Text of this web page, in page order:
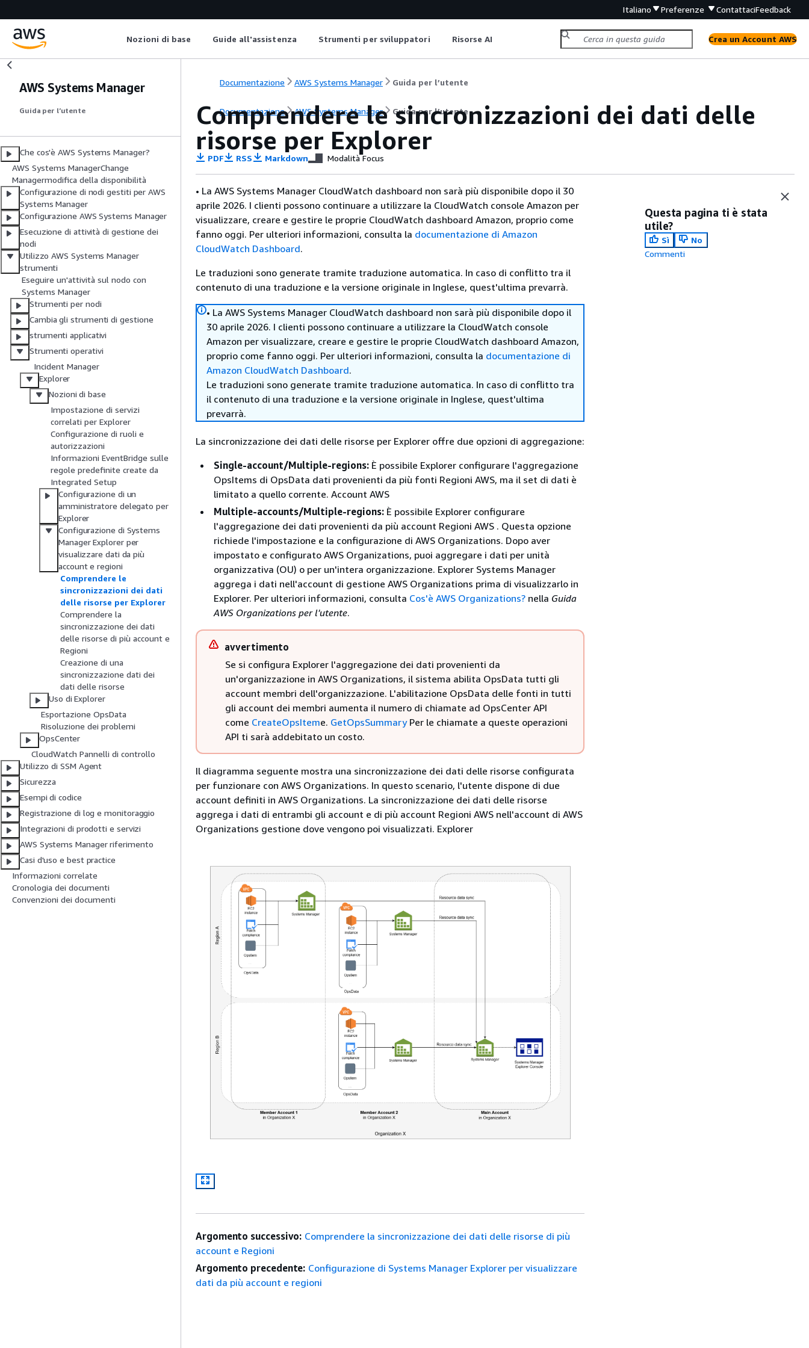
Italiano Preferenze ContattaciFeedback
Nozioni di base Guide all'assistenza Strumenti per sviluppatori Risorse AI Crea un Account AWS
AWS Systems Manager
Guida per l’utente
Che cos'è AWS Systems Manager?
AWS Systems ManagerChange
Managermodifica della disponibilità
Configurazione di nodi gestiti per AWS
Systems Manager
Configurazione AWS Systems Manager
Esecuzione di attività di gestione dei
nodi
Utilizzo AWS Systems Manager
strumenti
Eseguire un'attività sul nodo con
Systems Manager
Strumenti per nodi
Cambia gli strumenti di gestione
strumenti applicativi
Strumenti operativi
Incident Manager
Explorer
Nozioni di base
Impostazione di servizi
correlati per Explorer
Configurazione di ruoli e
autorizzazioni
Informazioni EventBridge sulle
regole predefinite create da
Integrated Setup
Configurazione di un
amministratore delegato per
Explorer
Configurazione di Systems
Manager Explorer per
visualizzare dati da più
account e regioni
Comprendere le
sincronizzazioni dei dati
delle risorse per Explorer
Comprendere la
sincronizzazione dei dati
delle risorse di più account e
Regioni
Creazione di una
sincronizzazione dati dei
dati delle risorse
Uso di Explorer
Esportazione OpsData
Risoluzione dei problemi
OpsCenter
CloudWatch Pannelli di controllo
Utilizzo di SSM Agent
Sicurezza
Esempi di codice
Registrazione di log e monitoraggio
Integrazioni di prodotti e servizi
AWS Systems Manager riferimento
Casi d'uso e best practice
Informazioni correlate
Cronologia dei documenti
Convenzioni dei documenti
Documentazione AWS Systems Manager Guida per l’utente
Documentazione AWS Systems Manager Guida per l’utente
Comprendere le sincronizzazioni dei dati delle
risorse per Explorer
PDF RSS Markdown Modalità Focus
• La AWS Systems Manager CloudWatch dashboard non sarà più disponibile dopo il 30
aprile 2026. I clienti possono continuare a utilizzare la CloudWatch console Amazon per
visualizzare, creare e gestire le proprie CloudWatch dashboard Amazon, proprio come
fanno oggi. Per ulteriori informazioni, consulta la documentazione di Amazon
CloudWatch Dashboard.
Le traduzioni sono generate tramite traduzione automatica. In caso di conflitto tra il
contenuto di una traduzione e la versione originale in Inglese, quest'ultima prevarrà.
• La AWS Systems Manager CloudWatch dashboard non sarà più disponibile dopo il
30 aprile 2026. I clienti possono continuare a utilizzare la CloudWatch console
Amazon per visualizzare, creare e gestire le proprie CloudWatch dashboard Amazon,
proprio come fanno oggi. Per ulteriori informazioni, consulta la documentazione di
Amazon CloudWatch Dashboard.
Le traduzioni sono generate tramite traduzione automatica. In caso di conflitto tra
il contenuto di una traduzione e la versione originale in Inglese, quest'ultima
prevarrà.
La sincronizzazione dei dati delle risorse per Explorer offre due opzioni di aggregazione:
Single-account/Multiple-regions: È possibile Explorer configurare l'aggregazione
OpsItems di OpsData dati provenienti da più fonti Regioni AWS, ma il set di dati è
limitato a quello corrente. Account AWS
Multiple-accounts/Multiple-regions: È possibile Explorer configurare
l'aggregazione dei dati provenienti da più account Regioni AWS . Questa opzione
richiede l'impostazione e la configurazione di AWS Organizations. Dopo aver
impostato e configurato AWS Organizations, puoi aggregare i dati per unità
organizzativa (OU) o per un'intera organizzazione. Explorer Systems Manager
aggrega i dati nell'account di gestione AWS Organizations prima di visualizzarlo in
Explorer. Per ulteriori informazioni, consulta Cos'è AWS Organizations? nella Guida
AWS Organizations per l'utente.
avvertimento
Se si configura Explorer l'aggregazione dei dati provenienti da
un'organizzazione in AWS Organizations, il sistema abilita OpsData tutti gli
account membri dell'organizzazione. L'abilitazione OpsData delle fonti in tutti
gli account dei membri aumenta il numero di chiamate ad OpsCenter API
come CreateOpsIteme. GetOpsSummaryPer le chiamate a queste operazioni
API ti sarà addebitato un costo.
Il diagramma seguente mostra una sincronizzazione dei dati delle risorse configurata
per funzionare con AWS Organizations. In questo scenario, l'utente dispone di due
account definiti in AWS Organizations. La sincronizzazione dei dati delle risorse
aggrega i dati di entrambi gli account e di più account Regioni AWS nell'account di AWS
Organizations gestione dove vengono poi visualizzati. Explorer
Questa pagina ti è stata
utile?
Sì
No
Commenti
Argomento successivo: Comprendere la sincronizzazione dei dati delle risorse di più
account e Regioni
Argomento precedente: Configurazione di Systems Manager Explorer per visualizzare
dati da più account e regioni